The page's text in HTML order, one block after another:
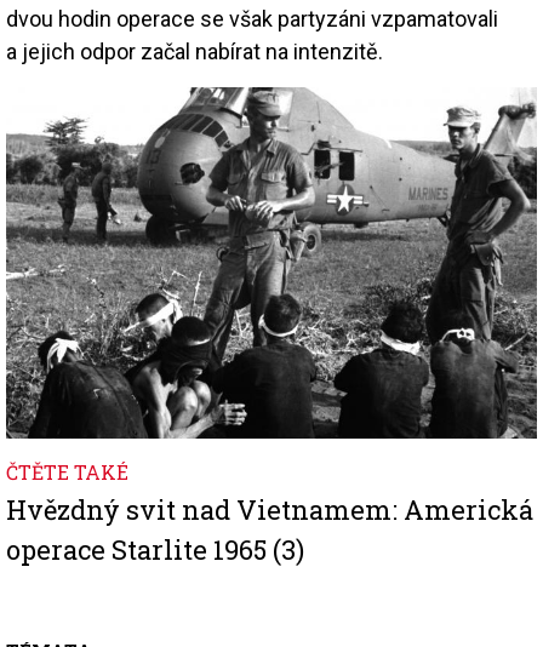
dvou hodin operace se však partyzáni vzpamatovali
a jejich odpor začal nabírat na intenzitě.
ČTĚTE TAKÉ
Hvězdný svit nad Vietnamem: Americká
operace Starlite 1965 (3)